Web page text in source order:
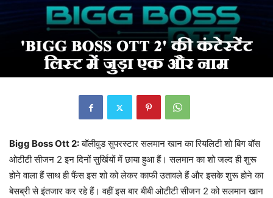
Bigg Boss Ott 2:बॉलीवुड सुपरस्टार सलमान खान का रियलिटी शो बिग बॉस
ओटीटी सीजन 2 इन दिनों सुर्खियों में छाया हुआ हैं। सलमान का शो जल्द ही शुरू
होने वाला हैं साथ ही फैंस इस शो को लेकर काफी उतावले हैं और इसके शुरू होने का
बेसब्री से इंतजार कर रहे हैं। वहीं इस बार बीबी ओटीटी सीजन 2 को सलमान खान